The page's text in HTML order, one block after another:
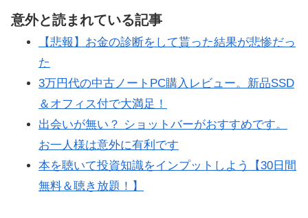
意外と読まれている記事
【悲報】お金の診断をして貰った結果が悲惨だっ
た
3万円代の中古ノートPC購入レビュー。新品SSD
＆オフィス付で大満足！
出会いが無い？ ショットバーがおすすめです。
お一人様は意外に有利です
本を聴いて投資知識をインプットしよう【30日間
無料＆聴き放題！】